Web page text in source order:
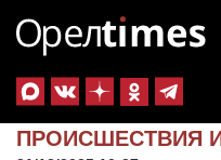
ПРОИСШЕСТВИЯ